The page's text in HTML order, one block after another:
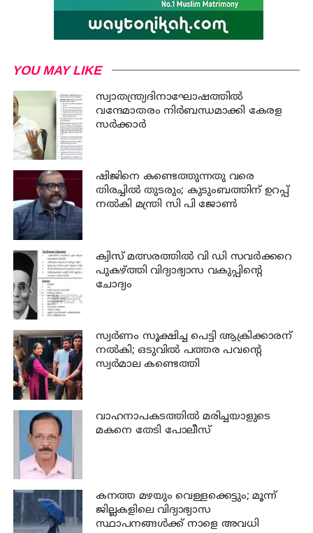
YOU MAY LIKE
സ്വാതന്ത്ര്യദിനാഘോഷത്തില്‍
വന്ദേമാതരം നിര്‍ബന്ധമാക്കി കേരള
സര്‍ക്കാര്‍
ഷിജിനെ കണ്ടെത്തുന്നതു വരെ
തിരച്ചില്‍ തുടരും; കുടുംബത്തിന് ഉറപ്പ്
നല്‍കി മന്ത്രി സി പി ജോണ്‍
ക്വിസ് മത്സരത്തില്‍ വി ഡി സവര്‍ക്കറെ
പുകഴ്ത്തി വിദ്യാഭ്യാസ വകുപ്പിന്റെ
ചോദ്യം
സ്വര്‍ണം സൂക്ഷിച്ച പെട്ടി ആക്രിക്കാരന്
നല്‍കി; ഒടുവില്‍ പത്തര പവന്റെ
സ്വര്‍മാല കണ്ടെത്തി
വാഹനാപകടത്തില്‍ മരിച്ചയാളുടെ
മകനെ തേടി പോലീസ്
കനത്ത മഴയും വെള്ളക്കെട്ടും; മൂന്ന്‌
ജില്ലകളിലെ വിദ്യാഭ്യാസ
സ്ഥാപനങ്ങള്‍ക്ക് നാളെ അവധി